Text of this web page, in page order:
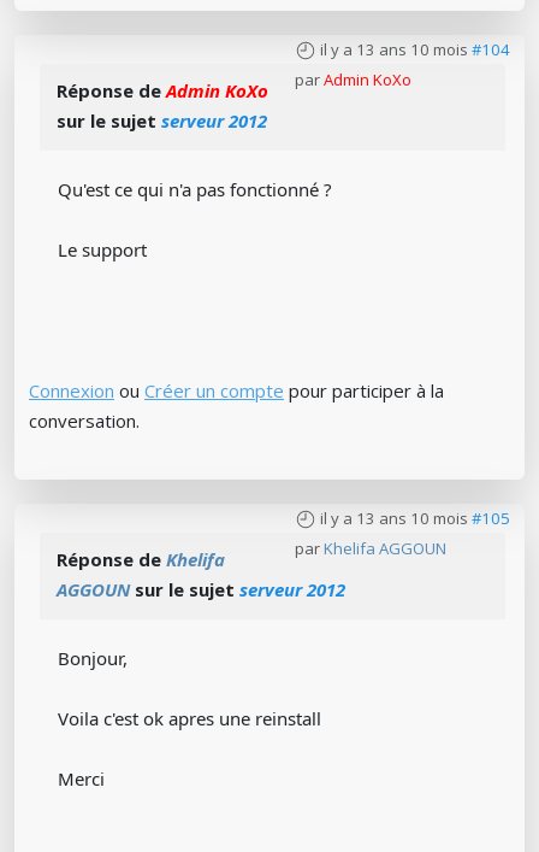
il y a 13 ans 10 mois #104
parAdmin KoXo
Réponse deAdmin KoXo
sur le sujet serveur 2012
Qu'est ce qui n'a pas fonctionné ?
Le support
Connexion ou Créer un compte pour participer à la
conversation.
il y a 13 ans 10 mois #105
par Khelifa AGGOUN
Réponse de Khelifa
AGGOUNsur le sujet serveur 2012
Bonjour,
Voila c'est ok apres une reinstall
Merci